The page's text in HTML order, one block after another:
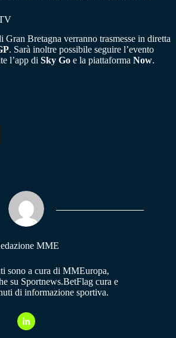
Bretagna verranno trasmesse in diretta
. Sarà inoltre possibile seguire l’evento
l’app di Sky Go e la piattaforma Now.
MME
sono a cura di MMEuropa,
su Sportnews.BetFlag cura e
di informazione sportiva.